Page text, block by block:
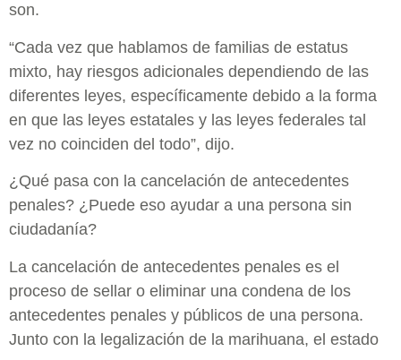
son.
“Cada vez que hablamos de familias de estatus
mixto, hay riesgos adicionales dependiendo de las
diferentes leyes, específicamente debido a la forma
en que las leyes estatales y las leyes federales tal
vez no coinciden del todo”, dijo.
¿Qué pasa con la cancelación de antecedentes
penales? ¿Puede eso ayudar a una persona sin
ciudadanía?
La cancelación de antecedentes penales es el
proceso de sellar o eliminar una condena de los
antecedentes penales y públicos de una persona.
Junto con la legalización de la marihuana, el estado